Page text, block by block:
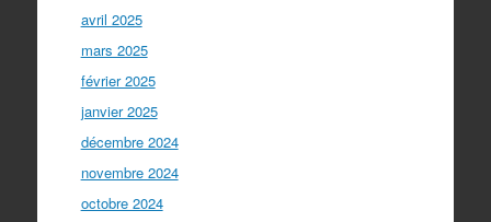
avril 2025
mars 2025
février 2025
janvier 2025
décembre 2024
novembre 2024
octobre 2024